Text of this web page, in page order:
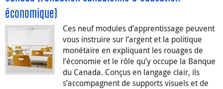
économique)
Ces neuf modules d’apprentissage peuvent
vous instruire sur l’argent et la politique
monétaire en expliquant les rouages de
l’économie et le rôle qu’y occupe la Banque
du Canada. Conçus en langage clair, ils
s’accompagnent de supports visuels et de